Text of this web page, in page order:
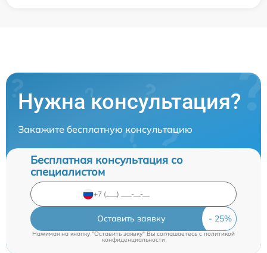
Нужна консультация?
Закажите бесплатную консультацию
Бесплатная консультация со
специалистом
Оставить заявку
Нажимая на кнопку "Оставить заявку" Вы соглашаетесь cполитикой
конфиденциальности